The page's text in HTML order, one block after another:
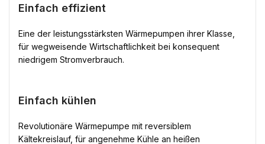
Einfach effizient
Eine der leistungsstärksten Wärmepumpen ihrer Klasse,
für wegweisende Wirtschaftlichkeit bei konsequent
niedrigem Stromverbrauch.
Einfach kühlen
Revolutionäre Wärmepumpe mit reversiblem
Kältekreislauf, für angenehme Kühle an heißen